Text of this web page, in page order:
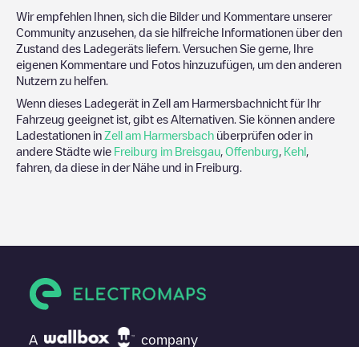
Wir empfehlen Ihnen, sich die Bilder und Kommentare unserer
Community anzusehen, da sie hilfreiche Informationen über den
Zustand des Ladegeräts liefern. Versuchen Sie gerne, Ihre
eigenen Kommentare und Fotos hinzuzufügen, um den anderen
Nutzern zu helfen.
Wenn dieses Ladegerät in Zell am Harmersbachnicht für Ihr
Fahrzeug geeignet ist, gibt es Alternativen. Sie können andere
Ladestationen in Zell am Harmersbach überprüfen oder in
andere Städte wie Freiburg im Breisgau Offenburg Kehl
fahren, da diese in der Nähe und in Freiburg
A company